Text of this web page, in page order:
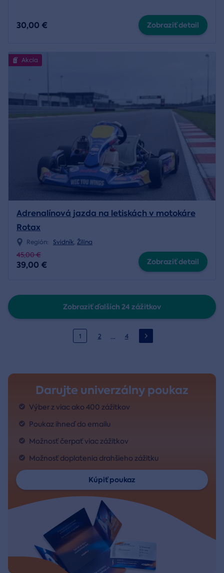
30,00 € Zobraziť detail
Akcia
Adrenalínová jazda na letiskách v motokáre
Rotax
Región: Svidník, Žilina
45,00 €
39,00 € Zobraziť detail
Zobraziť ďalších 24 zážitkov
1 2 … 4
Darujte univerzálny poukaz
Výber z viac ako 400 zážitkov
Poukaz ihneď do emailu
Možnosť čerpať viac zážitkov
Možnosť doplatenia drahšieho zážitku
Kúpiť poukaz